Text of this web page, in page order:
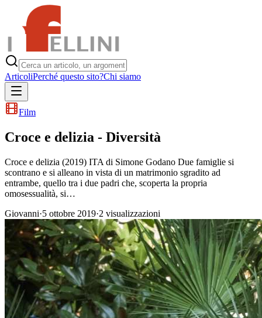
ArticoliPerché questo sito?Chi siamo
Film
Croce e delizia - Diversità
Croce e delizia (2019) ITA di Simone Godano Due famiglie si
scontrano e si alleano in vista di un matrimonio sgradito ad
entrambe, quello tra i due padri che, scoperta la propria
omosessualità, si…
Giovanni·5 ottobre 2019·2 visualizzazioni